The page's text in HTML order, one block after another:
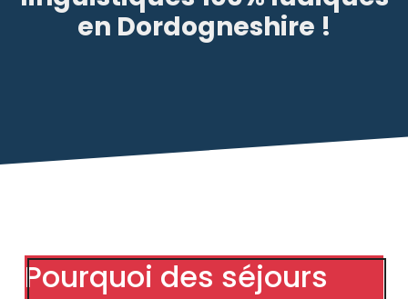
en Dordogneshire !
Pourquoi des séjours